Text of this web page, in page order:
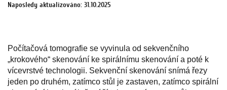
Naposledy aktualizováno: 31.10.2025
Počítačová tomografie se vyvinula od sekvenčního
„krokového“ skenování ke spirálnímu skenování a poté k
vícevrstvé technologii. Sekvenční skenování snímá řezy
jeden po druhém, zatímco stůl je zastaven, zatímco spirální